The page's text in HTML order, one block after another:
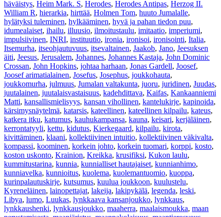
häväistys, Heim Mark. S, Herodes, Herodes Antipas, Herzog II.
William R, hierarkia, hirttää, Holmen Tom, huuto Jumalalle,
hylätyksi tuleminen, hylkääminen, hyvä ja pahan tiedon puu,
idumealaiset, ihailu, illuusio, ilmoitustaulu, imitaatio, imperiumi,
impulsiivinen, INRI, instituutio, ironia, ironisoi, ironisointi, Italia,
Itsemurha, itseohjautuvuus, itsevaltainen, Jaakob, Jano, Jeesuksen
äiti, Jeesus, Jerusalem, Johannes, Johannes Kastaja, John Dominic
Crossan, John Hopkins, johtaa harhaan, Jonas Gardell, Joosef,
Joosef arimatialainen, Josefus, Josephus, joukkohauta,
joukkomurha, julmuus, Jumalan valtakunta, juoru, juridinen, Juudas,
juutalainen, juutalaisvastaisuus, kadehdittava, Kaifas, Kankaanniemi
Matti, kansallismielisyys, kansan vihollinen, kantelukirje, kapinoida,
kärsimysnäytelmä, katarsis, kateellinen, kateellinen kilpailu, kateus,
katkera itku, katumus, kauhukampansa, kauna, keisari, kerjäläinen,
kerrontatyyli, kettu, kidutus, Kierkegaard, kilpailu, kirota,
kivittäminen, klaani, kollektiivinen intuitio, kollektiivinen väkivalta,
kompassi, koominen, korkein johto, korkein tuomari, korppi, kosto,
koston uskonto, Krainion, Kreikka, krusifiksi, Kukon laulu,
kummitustarina, kunnia, kunnialliset hautajaiset, kunnianhimo,
kunniavelka, kunnioitus, kuolema, kuolemantuomio, kuoppa,
kurinpalautuskirje, kutsumus, kuulua joukkoon, kuulustelu,
Kyreneläinen, lainopettajat, lakeija, lakipykälä, legenda, leski,
Libya, lumo, Luukas, lynkkaava kansanjoukko, lynkkaus,
lynkkaushenki, lynkkausjoukko, maaherra, maalaismoukka, maan